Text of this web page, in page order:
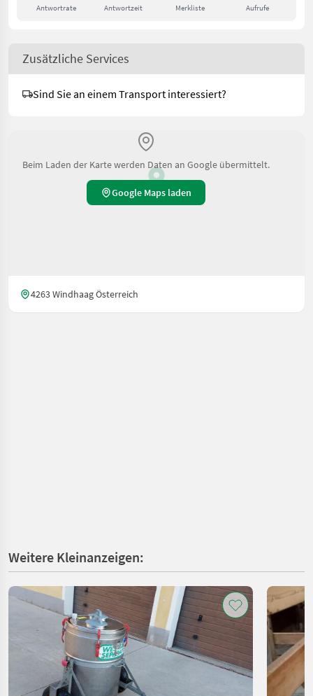
Antwortrate Antwortzeit Merkliste Aufrufe
Zusätzliche Services
Sind Sie an einem Transport interessiert?
Beim Laden der Karte werden Daten an Google übermittelt.
Google Maps laden
4263 Windhaag Österreich
Weitere Kleinanzeigen: